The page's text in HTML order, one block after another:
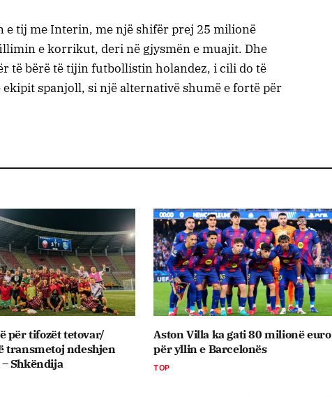
e tij me Interin, me një shifër prej 25 milionë
e korrikut, deri në gjysmën e muajit. Dhe
të bërë të tijin futbollistin holandez, i cili do të
spanjoll, si një alternativë shumë e fortë për
për tifozët tetovar/
transmetoj ndeshjen
Shkëndija
Aston Villa ka gati 80 milionë euro
për yllin e Barcelonës
TOP